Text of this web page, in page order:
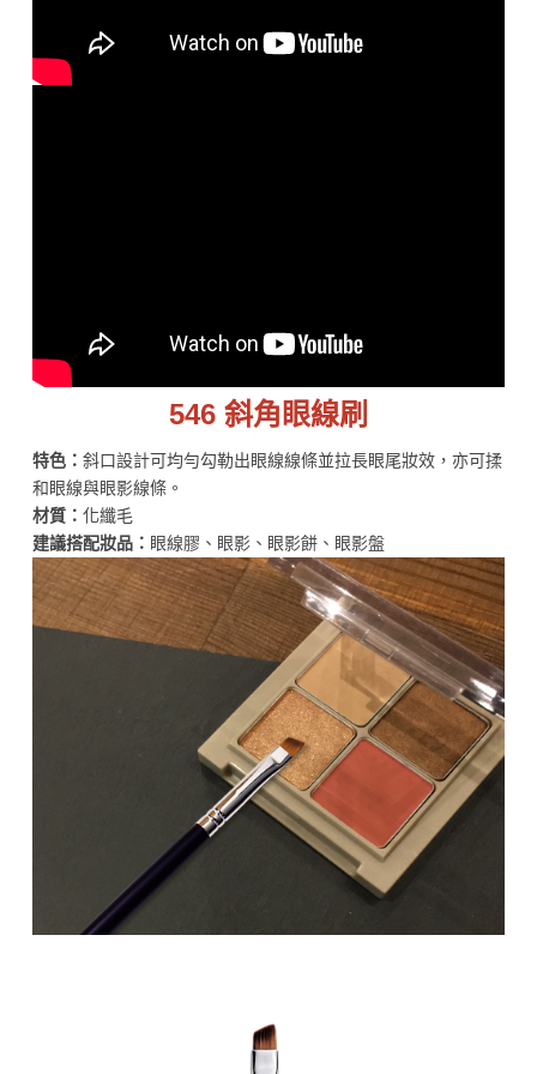
546 斜角眼線刷
特色： 斜口設計可均勻勾勒出眼線線條並拉長眼尾妝效，亦可揉
和眼線與眼影線條。
材質： 化纖毛
建議搭配妝品： 眼線膠、眼影、眼影餅、眼影盤